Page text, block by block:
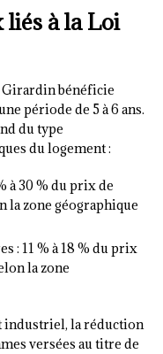
liés à la Loi
bénéficie
période de 5 à 6 ans.
du type
du logement :
à 30 % du prix de
zone géographique
: 11 % à 18 % du prix
la zone
industriel, la réduction
versées au titre de